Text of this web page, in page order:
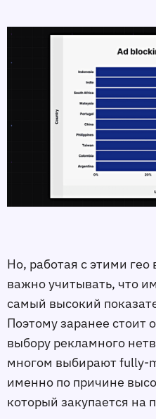
Но, работая с этими гео
важно учитывать, что
самый высокий
Поэтому заранее стоит
выбору рекламного
многом выбирают fully-
именно по причине
который закупается на